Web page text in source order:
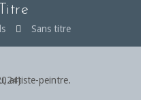
Sans titre